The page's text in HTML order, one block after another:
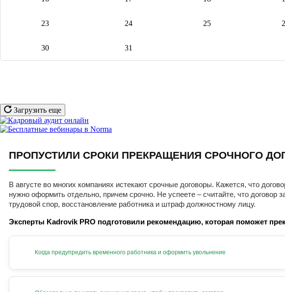
23 24 25
30 31
Загрузить еще
ПРОПУСТИЛИ СРОКИ ПРЕКРАЩЕНИЯ СРОЧНОГО
В августе во многих компаниях истекают срочные договоры. Кажется, что
нужно оформить отдельно, причем срочно. Не успеете – считайте, что
трудовой спор, восстановление работника и штраф должностному лицу.
Эксперты Kadrovik PRO подготовили рекомендацию, которая поможет
Когда предупредить временного работника и оформить увольнение